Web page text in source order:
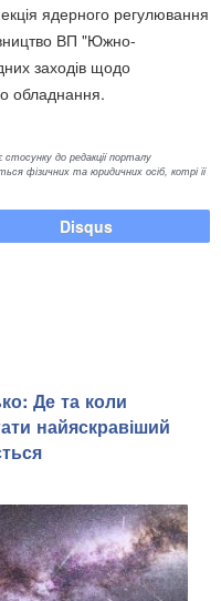
ядерного регулювання
ВП "Южно-
заходів щодо
обладнання.
стосунку до редакції порталу
фізичних та юридичних осіб, котрі її
Disqus
Де та коли
найяскравіший